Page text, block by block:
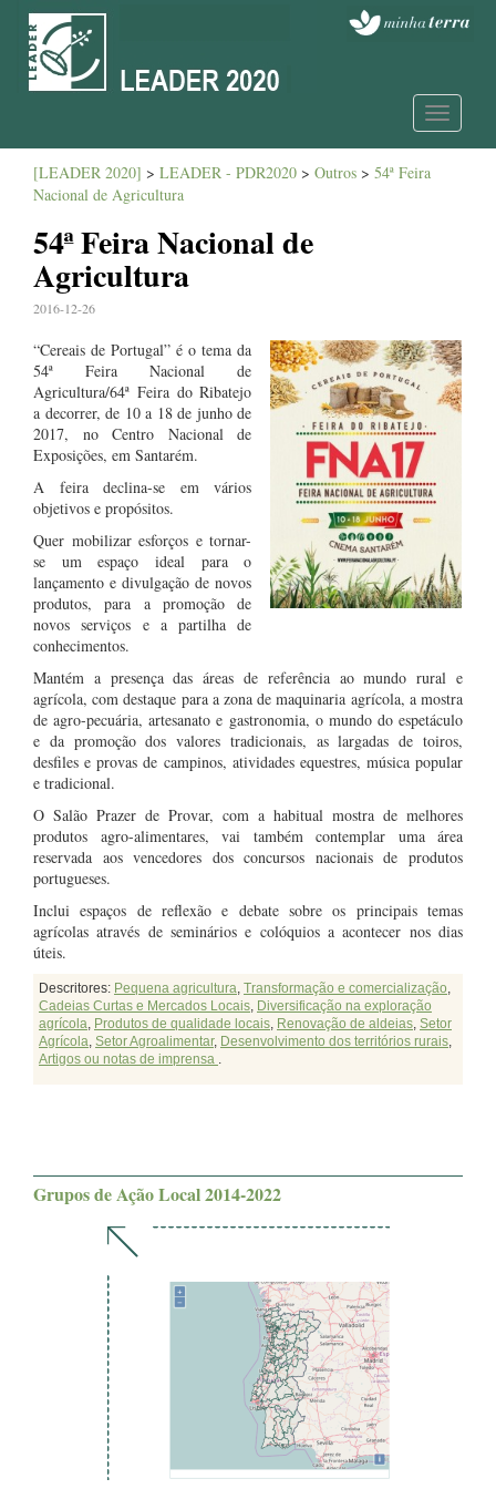
Toggle
[LEADER 2020] > LEADER - PDR2020 > Outros > 54ª Feira
Nacional de Agricultura
54ª Feira Nacional de
Agricultura
2016-12-26
“Cereais de Portugal” é o tema da
54ª Feira Nacional de
Agricultura/64ª Feira do Ribatejo
a decorrer, de 10 a 18 de junho de
2017, no Centro Nacional de
Exposições, em Santarém.
A feira declina-se em vários
objetivos e propósitos.
Quer mobilizar esforços e tornar-
se um espaço ideal para o
lançamento e divulgação de novos
produtos, para a promoção de
novos serviços e a partilha de
conhecimentos.
Mantém a presença das áreas de referência ao mundo rural e
agrícola, com destaque para a zona de maquinaria agrícola, a mostra
de agro-pecuária, artesanato e gastronomia, o mundo do espetáculo
e da promoção dos valores tradicionais, as largadas de toiros,
desfiles e provas de campinos, atividades equestres, música popular
e tradicional.
O Salão Prazer de Provar, com a habitual mostra de melhores
produtos agro-alimentares, vai também contemplar uma área
reservada aos vencedores dos concursos nacionais de produtos
portugueses.
Inclui espaços de reflexão e debate sobre os principais temas
agrícolas através de seminários e colóquios a acontecer nos dias
úteis.
Descritores: Pequena agricultura, Transformação e comercialização,
Cadeias Curtas e Mercados Locais, Diversificação na exploração
agrícola, Produtos de qualidade locais, Renovação de aldeias, Setor
Agrícola, Setor Agroalimentar, Desenvolvimento dos territórios rurais,
Artigos ou notas de imprensa .
Grupos de Ação Local 2014-2022